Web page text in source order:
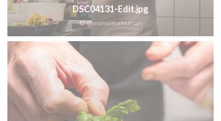
DSC04131-Edit.jpg
© @monsieurhuman